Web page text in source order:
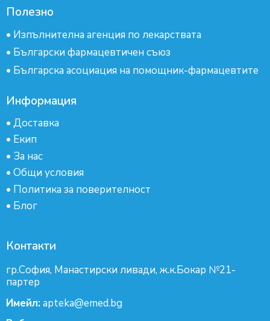
Полезно
• Изпълнителна агенция по лекарствата
• Български фармацевтичен съюз
• Българска асоциация на помощник-фармацевтите
Информация
• Доставка
• Екип
• За нас
• Общи условия
• Политика за поверителност
• Блог
Контакти
гр.София, Манастирски ливади, ж.к.Бокар №21-
партер
Имейл:apteka@emed.bg